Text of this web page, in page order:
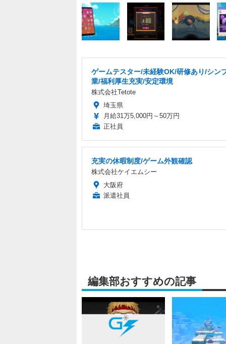
ゲームテスター/未経験OK/研修あり/シン
業/福利厚生充実/安定環境
株式会社Tetote
埼玉県
月給31万5,000円～50万円
正社員
充実の休暇制度/ゲーム外観確認
株式会社ケイエムシー
大阪府
派遣社員
編集部おすすめの記事